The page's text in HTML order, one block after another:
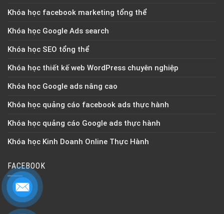
Khóa học facebook marketing tổng thể
Khóa học Google Ads search
Khóa học SEO tổng thể
Khóa học thiết kế web WordPress chuyên nghiệp
Khóa học Google ads nâng cao
Khóa học quảng cáo facebook ads thực hành
Khóa học quảng cáo Google ads thực hành
Khóa học Kinh Doanh Online Thực Hành
FACEBOOK